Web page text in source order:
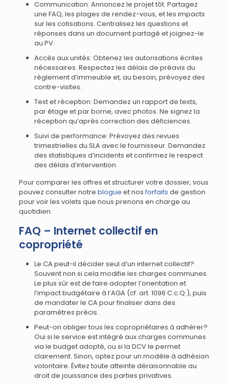
Communication: Annoncez le projet tôt. Partagez
une FAQ, les plages de rendez-vous, et les impacts
sur les cotisations. Centralisez les questions et
réponses dans un document partagé et joignez-le
au PV.
Accès aux unités: Obtenez les autorisations écrites
nécessaires. Respectez les délais de préavis du
règlement d’immeuble et, au besoin, prévoyez des
contre-visites.
Test et réception: Demandez un rapport de tests,
par étage et par borne, avec photos. Ne signez la
réception qu’après correction des déficiences.
Suivi de performance: Prévoyez des revues
trimestrielles du SLA avec le fournisseur. Demandez
des statistiques d’incidents et confirmez le respect
des délais d’intervention.
Pour comparer les offres et structurer votre dossier, vous
pouvez consulter notre blogue et nos forfaits de gestion
pour voir les volets que nous prenons en charge au
quotidien.
FAQ – Internet collectif en
copropriété
Le CA peut-il décider seul d’un internet collectif?
Souvent non si cela modifie les charges communes.
Le plus sûr est de faire adopter l’orientation et
l’impact budgétaire à l’AGA (cf. art. 1096 C.c.Q.), puis
de mandater le CA pour finaliser dans des
paramètres précis.
Peut-on obliger tous les copropriétaires à adhérer?
Oui si le service est intégré aux charges communes
via le budget adopté, ou si la DCV le permet
clairement. Sinon, optez pour un modèle à adhésion
volontaire. Évitez toute atteinte déraisonnable au
droit de jouissance des parties privatives.